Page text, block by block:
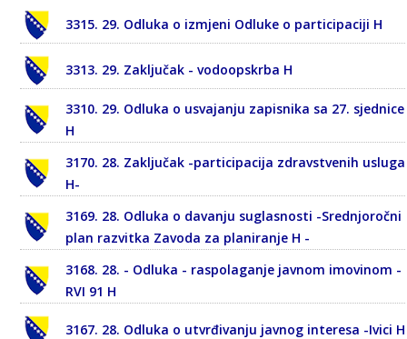
3315. 29. Odluka o izmjeni Odluke o participaciji H
3313. 29. Zaključak - vodoopskrba H
3310. 29. Odluka o usvajanju zapisnika sa 27. sjednice
H
3170. 28. Zaključak -participacija zdravstvenih usluga
H-
3169. 28. Odluka o davanju suglasnosti -Srednjoročni
plan razvitka Zavoda za planiranje H -
3168. 28. - Odluka - raspolaganje javnom imovinom -
RVI 91 H
3167. 28. Odluka o utvrđivanju javnog interesa -Ivici H